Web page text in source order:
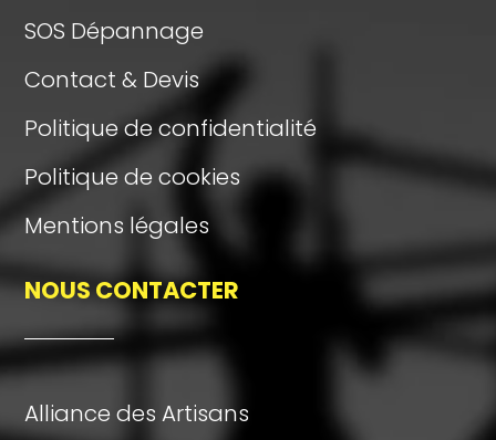
SOS Dépannage
Contact & Devis
Politique de confidentialité
Politique de cookies
Mentions légales
NOUS CONTACTER
Alliance des Artisans